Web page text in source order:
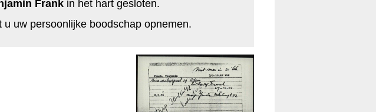
Frank in het hart gesloten.
u uw persoonlijke boodschap opnemen.